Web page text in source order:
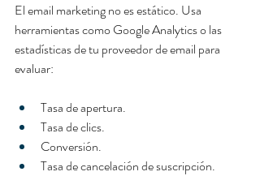
El email marketing no es estático. Usa
herramientas como Google Analytics o las
estadísticas de tu proveedor de email para
evaluar:
Tasa de apertura.
Tasa de clics.
Conversión.
Tasa de cancelación de suscripción.